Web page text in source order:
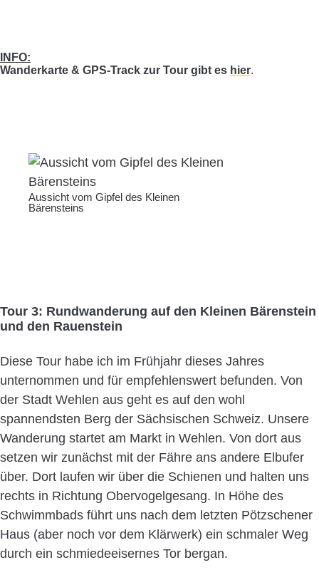
INFO:
Wanderkarte & GPS-Track zur Tour gibt es hier.
Aussicht vom Gipfel des Kleinen
Bärensteins
Tour 3: Rundwanderung auf den Kleinen Bärenstein
und den Rauenstein
Diese Tour habe ich im Frühjahr dieses Jahres
unternommen und für empfehlenswert befunden. Von
der Stadt Wehlen aus geht es auf den wohl
spannendsten Berg der Sächsischen Schweiz. Unsere
Wanderung startet am Markt in Wehlen. Von dort aus
setzen wir zunächst mit der Fähre ans andere Elbufer
über. Dort laufen wir über die Schienen und halten uns
rechts in Richtung Obervogelgesang. In Höhe des
Schwimmbads führt uns nach dem letzten Pötzschener
Haus (aber noch vor dem Klärwerk) ein schmaler Weg
durch ein schmiedeeisernes Tor bergan.